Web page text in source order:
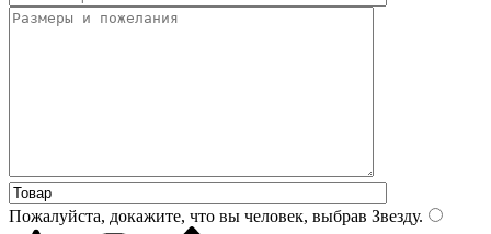
Пожалуйста, докажите, что вы человек, выбрав Звезду.